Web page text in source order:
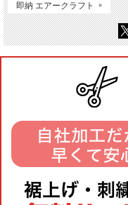
即納 エアークラフト